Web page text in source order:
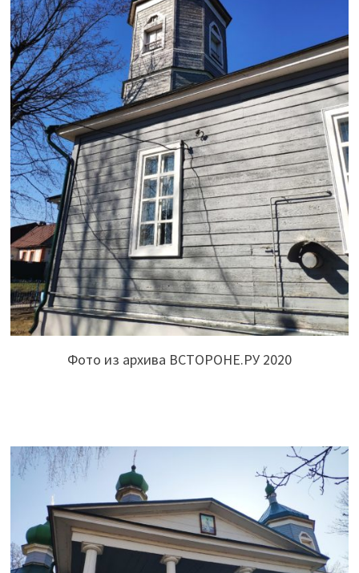
Фото из архива ВСТОРОНЕ.РУ 2020